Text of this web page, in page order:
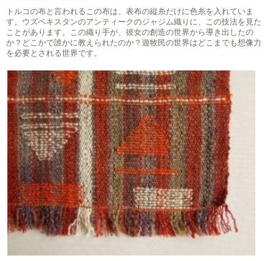
トルコの布と言われるこの布は、表布の縦糸だけに色糸を入れていま
す。ウズベキスタンのアンティークのジャジム織りに、この技法を見た
ことがあります。この織り手が、彼女の創造の世界から導き出したの
か？どこかで誰かに教えられたのか？遊牧民の世界はどこまでも想像力
を必要とされる世界です。